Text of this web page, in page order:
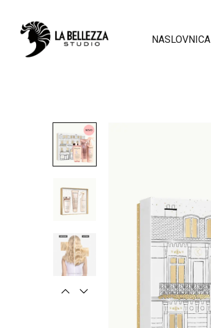
NASLOVNICA